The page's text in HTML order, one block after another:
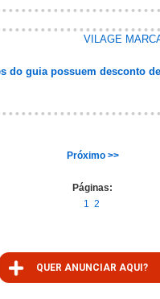
VILAGE
do guia possuem desconto
Próximo >>
Páginas:
1 2
QUER ANUNCIAR AQUI?